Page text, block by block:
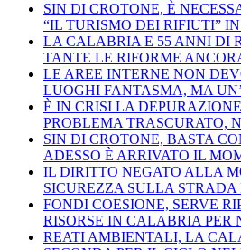
SIN DI CROTONE, È
“IL TURISMO DEI RIFIUTI”
LA CALABRIA E 55 ANNI DI
TANTE LE RIFORME
LE AREE INTERNE NON
LUOGHI FANTASMA, MA
È IN CRISI LA
PROBLEMA TRASCURATO,
SIN DI CROTONE, BASTA
ADESSO È ARRIVATO IL
IL DIRITTO NEGATO ALLA
SICUREZZA SULLA
FONDI COESIONE, SERVE
RISORSE IN CALABRIA PER
REATI AMBIENTALI, LA